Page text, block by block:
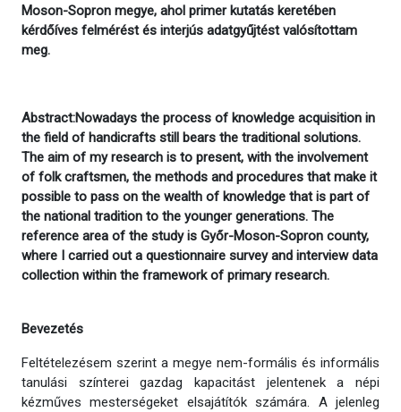
Moson-Sopron megye, ahol primer kutatás keretében
kérdőíves felmérést és interjús adatgyűjtést valósítottam
meg.
Abstract:Nowadays the process of knowledge acquisition in
the field of handicrafts still bears the traditional solutions.
The aim of my research is to present, with the involvement
of folk craftsmen, the methods and procedures that make it
possible to pass on the wealth of knowledge that is part of
the national tradition to the younger generations. The
reference area of the study is Győr-Moson-Sopron county,
where I carried out a questionnaire survey and interview data
collection within the framework of primary research.
Bevezetés
Feltételezésem szerint a megye nem-formális és informális
tanulási színterei gazdag kapacitást jelentenek a népi
kézműves mesterségeket elsajátítók számára. A jelenleg